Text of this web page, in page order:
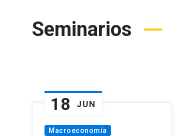
Seminarios
18 JUN
Macroeconomía